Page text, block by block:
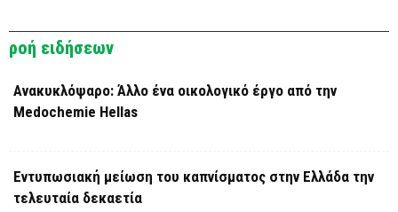
ροή ειδήσεων
Ανακυκλόψαρο: Άλλο ένα οικολογικό έργο από την
Medochemie Hellas
Εντυπωσιακή μείωση του καπνίσματος στην Ελλάδα την
τελευταία δεκαετία